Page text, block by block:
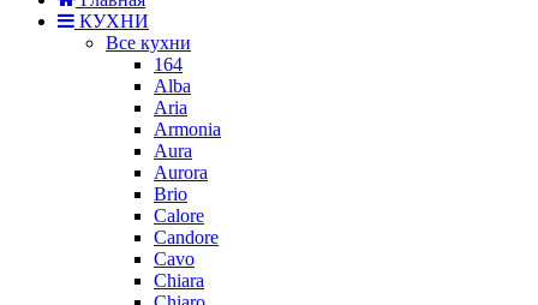
КУХНИ
Все кухни
164
Alba
Aria
Armonia
Aura
Aurora
Brio
Calore
Candore
Cavo
Chiara